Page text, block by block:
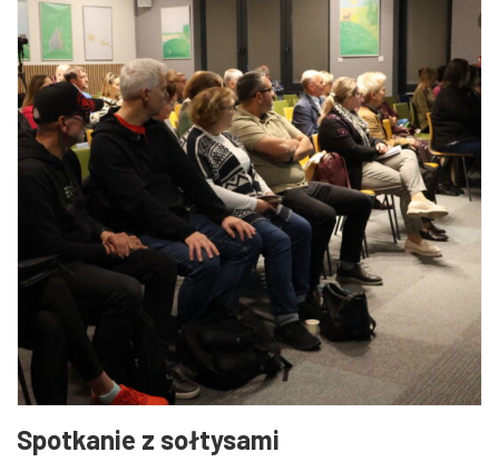
Spotkanie z sołtysami